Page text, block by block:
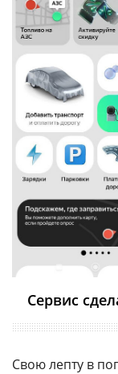
Сервис
Свою лепту в